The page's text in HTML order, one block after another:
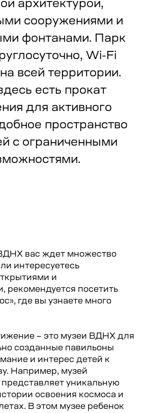
архитектурой,
сооружениями и
фонтанами. Парк
Wi-Fi
всей территории.
есть прокат
для активного
пространство
с ограниченными
вас ждет множество
интересуетесь
и
рекомендуется посетить
где вы узнаете много
– это музеи ВДНХ для
созданные павильоны
и интерес детей к
Например, музей
уникальную
освоения космоса и
В этом музее ребенок
—
для
огромная
на три
Первая - «КБ-1.
В этом
последние
космонавтики.
весь спектр
как:
медицина и
– «КБ-3.